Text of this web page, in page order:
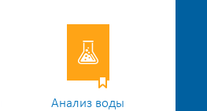
Анализ воды